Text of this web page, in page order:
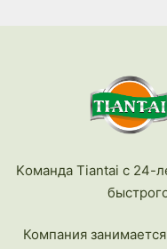
Kоманда Tiantai с 24-
Компания